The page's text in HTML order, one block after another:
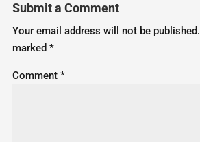
Submit a Comment
Your email address will not be published.
marked *
Comment *